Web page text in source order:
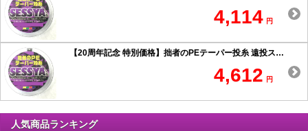
4,114 円
【20周年記念 特別価格】拙者のPEテーパー投糸 遠投スペシャル 0.5号以下
4,612 円
人気商品ランキング